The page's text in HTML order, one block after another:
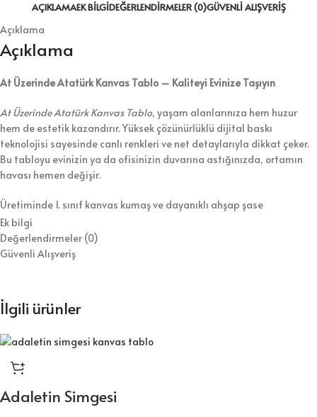
AÇIKLAMAEK BILGIDEĞERLENDIRMELER (0)GÜVENLI ALIŞVERIŞ
Açıklama
Açıklama
At Üzerinde Atatürk Kanvas Tablo – Kaliteyi Evinize Taşıyın
At Üzerinde Atatürk Kanvas Tablo, yaşam alanlarınıza hem huzur
hem de estetik kazandırır. Yüksek çözünürlüklü dijital baskı
teknolojisi sayesinde canlı renkleri ve net detaylarıyla dikkat çeker.
Bu tabloyu evinizin ya da ofisinizin duvarına astığınızda, ortamın
havası hemen değişir.
Üretiminde 1. sınıf kanvas kumaş ve dayanıklı ahşap şase
kullanıyoruz. Bununla birlikte, tabloyu koruyucu vernikle kaplayarak
hem temizlik kolaylığı hem de uzun ömür sağlıyoruz. Ürünü duvara
asılmaya hazır şekilde gönderiyoruz, böylece kurulumla zaman
⭐ Tablo Ürün Özellikleri:
Kaliteli dijital baskı ile canlı ve net görseller
1.sınıf kanvas kumaş ve dayanıklı ahşap şase
Ek bilgi
Değerlendirmeler (0)
Güvenli Alışveriş
İlgili ürünler
Adaletin Simgesi